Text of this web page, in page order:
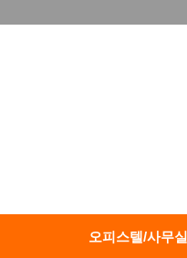
오피스텔/사무실